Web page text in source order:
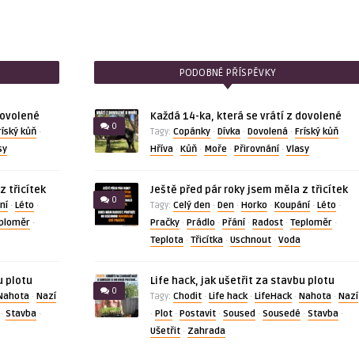
kůň ·
z třicítek
· Léto ·
·
plotu
· Nazí
· Stavba ·
PODOBNÉ PŘÍSPĚVKY
0
Každá 14-ka, která se vrátí z dovolené
Tagy: Copánky· Dívka· Dovolená· Fríský kůň·
Hříva· Kůň· Moře· Přirovnání· Vlasy
0
Ještě před pár roky jsem měla z třicítek
Tagy: Celý den· Den· Horko· Koupání· Léto·
Pračky· Prádlo· Přání· Radost· Teploměr·
Teplota· Třicítka· Uschnout· Voda
0
Life hack, jak ušetřit za stavbu plotu
Tagy: Chodit· Life hack· LifeHack· Nahota· Nazí
· Plot· Postavit· Soused · Sousedé· Stavba·
Ušetřit· Zahrada